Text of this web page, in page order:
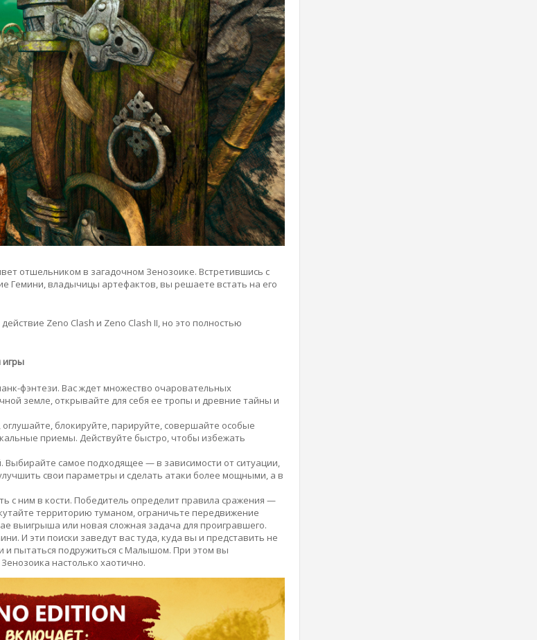
отшельником в загадочном Зенозоике. Встретившись с
Гемини, владычицы артефактов, вы решаете встать на его
Zeno Clash и Zeno Clash II, но это полностью
игры
фэнтези. Вас ждет множество очаровательных
земле, открывайте для себя ее тропы и древние тайны и
блокируйте, парируйте, совершайте особые
приемы. Действуйте быстро, чтобы избежать
самое подходящее — в зависимости от ситуации,
свои параметры и сделать атаки более мощными, а в
с ним в кости. Победитель определит правила сражения —
территорию туманом, ограничьте передвижение
выигрыша или новая сложная задача для проигравшего.
И эти поиски заведут вас туда, куда вы и представить не
и пытаться подружиться с Малышом. При этом вы
настолько хаотично.